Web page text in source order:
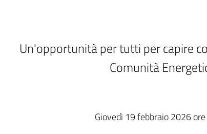
Un'opportunità per tutti per capire
Comunità
Giovedì 19 febbraio 2026